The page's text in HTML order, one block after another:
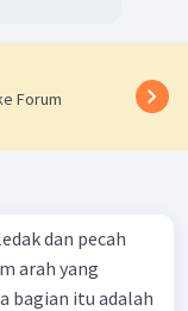
Forum
dan pecah
arah yang
bagian itu adalah